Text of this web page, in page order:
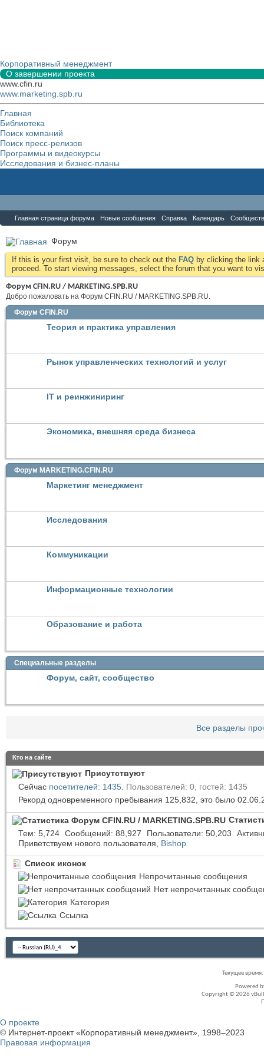
Корпоративный менеджмент
О завершении проекта
www.cfin.ru
www.marketing.spb.ru
Главная
Библиотека
Поиск компаний
Поиск пресс-релизов
Программы и видеокурсы
Исследования и бизнес-планы
Главная страница форума Новые сообщения Справка Календарь
Форум
If this is your first visit, be sure to check out the FAQ by clicking the link
proceed. To start viewing messages, select the forum that you want to
Форум CFIN.RU / MARKETING.SPB.RU
Добро пожаловать на Форум CFIN.RU / MARKETING.SPB.RU.
Форум CFIN.RU
Теория и практика управления
Рынок управленческих технологий и услуг
IT и реинжиниринг
Экономика, внешняя среда бизнеса
Форум MARKETING.CFIN.RU
Маркетинг менеджмент
Исследования
Коммуникации
Информационные технологии
Образование и работа
Специальные разделы
Форум, сайт, сообщество
Все разделы
Кто на сайте
Присутствуют
Сейчас посетителей: 1435 Пользователей: 0, гостей: 1435
Рекорд одновременного пребывания 125,832, это было
Тем 5,724 Сообщений 88,927 Пользователи 50,203
Приветствуем нового пользователя, Bishop
Список иконок
Непрочитанные сообщения
Нет непрочитанных
Категория
Ссылка
Текущее время:
Powered
Copyright © 2026
О проекте
© Интернет-проект «Корпоративный менеджмент», 1998–2023
Правовая информация